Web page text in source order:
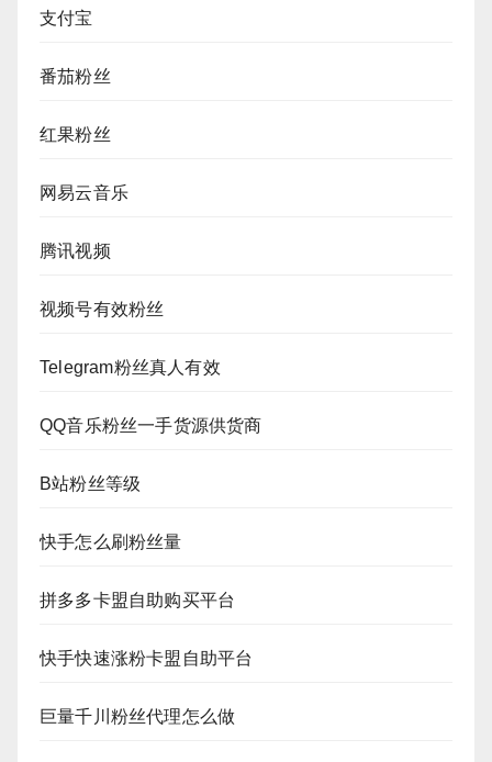
支付宝
番茄粉丝
红果粉丝
网易云音乐
腾讯视频
视频号有效粉丝
Telegram粉丝真人有效
QQ音乐粉丝一手货源供货商
B站粉丝等级
快手怎么刷粉丝量
拼多多卡盟自助购买平台
快手快速涨粉卡盟自助平台
巨量千川粉丝代理怎么做